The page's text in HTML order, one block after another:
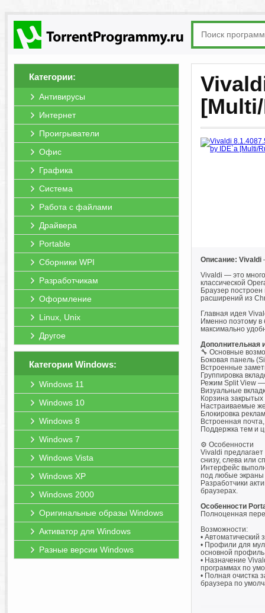
Категории:
Антивирусы
Интернет
Проигрыватели
Офис
Графика
Система
Работа с файлами
Драйвера
Portable
Сборники WPI
Разработчикам
Оформление
Linux, Unix
Другое
Категории Windows:
Windows 11
Windows 10
Windows 8
Windows 7
Windows Vista
Windows XP
Windows 2000
Оригинальные образы Windows
Активатор для Windows
Разные версии Windows
Описание: Vivaldi
Vivaldi — это
классической
Браузер
расширений из
Главная идея
Именно поэтому в
максимально
Дополнительная
🔧 Основные
Боковая панель
Встроенные
Группировка
Режим Split View —
Визуальные
Корзина
Настраиваемые
Блокировка
Встроенная
Поддержка тем и
⚙️ Особенности
Vivaldi
снизу, слева или
Интерфейс
под любые экраны
Разработчики
браузерах.
Особенности
Полноценная
Возможности:
• Автоматический
• Профили для
основной
• Назначение
программах по
• Полная очистка
браузера по